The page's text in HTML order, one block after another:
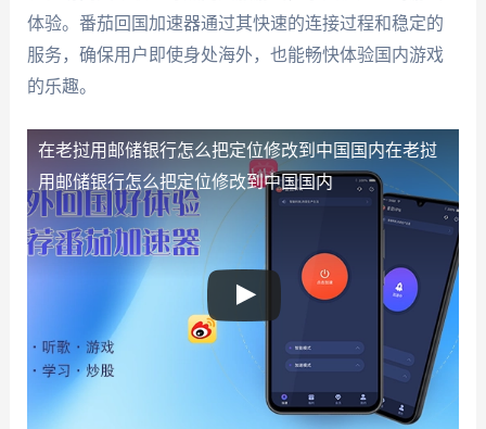
体验。番茄回国加速器通过其快速的连接过程和稳定的
服务，确保用户即使身处海外，也能畅快体验国内游戏
的乐趣。
在老挝用邮储银行怎么把定位修改到中国国内在老挝
用邮储银行怎么把定位修改到中国国内